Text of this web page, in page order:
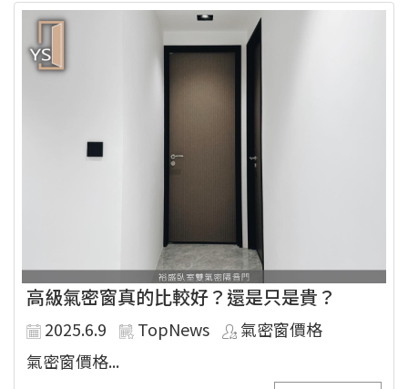
高級氣密窗真的比較好？還是只是貴？
2025.6.9 TopNews
氣密窗價格
氣密窗價格...